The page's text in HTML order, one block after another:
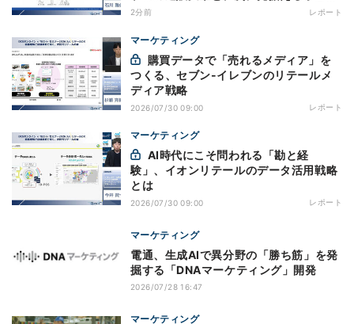
チャネル
2分前 レポート
マーケティング
つくる、セブン-イレブンのリテールメ
ディア戦略
2026/07/30 09:00 レポート
マーケティング
験」、イオンリテールのデータ活用戦略
とは
2026/07/30 09:00 レポート
マーケティング
電通、生成AIで異分野の「勝ち筋」を発
掘する「DNAマーケティング」開発
2026/07/28 16:47
マーケティング